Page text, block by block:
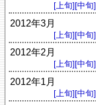
[上旬][中旬]
2012年3月
[上旬][中旬]
2012年2月
[上旬][中旬]
2012年1月
[上旬][中旬]